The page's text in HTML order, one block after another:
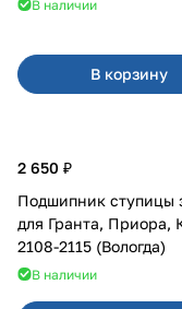
В наличии
В корзину
2 650 ₽
Подшипник ступицы задней
для Гранта, Приора, Калина,
2108-2115 (Вологда)
В наличии